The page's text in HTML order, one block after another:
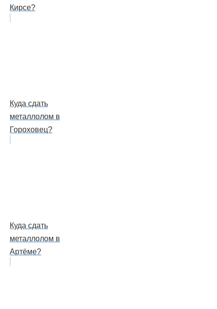
Кирсе?
Куда сдать
металлолом в
Гороховец?
Куда сдать
металлолом в
Артёме?